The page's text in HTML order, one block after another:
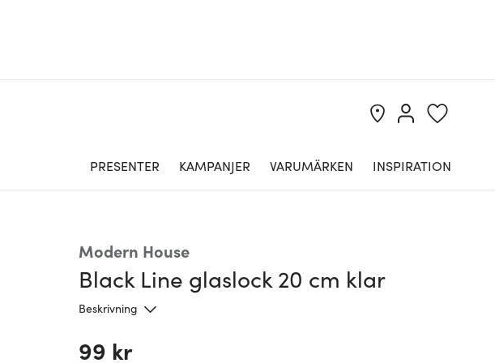
PRESENTER KAMPANJER VARUMÄRKEN INSPIRATION
Modern House
Black Line glaslock 20 cm klar
Beskrivning
99 kr